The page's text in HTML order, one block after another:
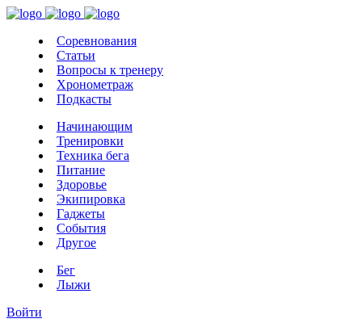
Соревнования
Статьи
Вопросы к тренеру
Хронометраж
Подкасты
Начинающим
Тренировки
Техника бега
Питание
Здоровье
Экипировка
Гаджеты
События
Другое
Бег
Лыжи
Войти